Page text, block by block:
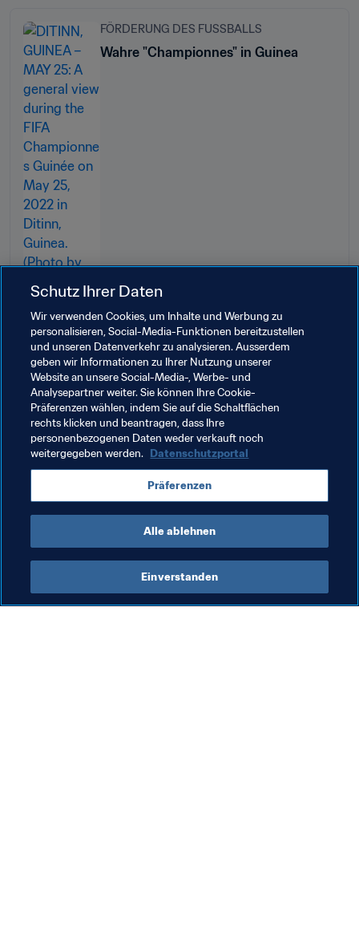
FÖRDERUNG DES FUSSBALLS
Wahre "Championnes" in Guinea
Verwandte Themen
Innovation Frauenfussball Organisation
South Sudan CAF Guinea
Schutz Ihrer Daten
Wir verwenden Cookies, um Inhalte und Werbung zu
personalisieren, Social-Media-Funktionen bereitzustellen
und unseren Datenverkehr zu analysieren. Ausserdem
geben wir Informationen zu Ihrer Nutzung unserer
Website an unsere Social-Media-, Werbe- und
Analysepartner weiter. Sie können Ihre Cookie-
Präferenzen wählen, indem Sie auf die Schaltflächen
rechts klicken und beantragen, dass Ihre
personenbezogenen Daten weder verkauft noch
weitergegeben werden. Datenschutzportal
Präferenzen
Alle ablehnen
Einverstanden